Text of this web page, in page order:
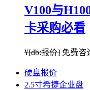
V100与
卡采购必看
¥[db:报价] 免费咨
硬盘报价
2.5寸希捷企业盘